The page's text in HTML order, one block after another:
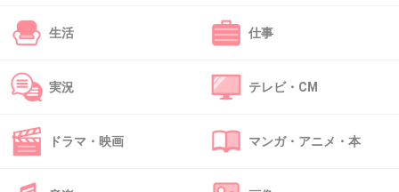
北海道の大スターと言えば大泉洋だよ。
私の中では。
+239
41. 匿名
むかし職場にあぐり王国取材にきて、リーダーが感じ悪すぎてショックだっ
生活 仕事
実況 テレビ・CM
ドラマ・映画 マンガ・アニメ・本